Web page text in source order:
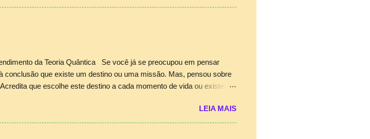
dos problemas e anseios do consulente. A utilização conjunta
desvenda caminhos muitas vezes surpreendentes e
nos meus atendimentos, ocorrer uma sincronicidade muito
trânsitos planetários e os arcanos menores do Tarot de Crowley
da Teoria Quântica Se você já se preocupou em pensar
conclusão que existe um destino ou uma missão. Mas, pensou sobre
que escolhe este destino a cada momento de vida ou existem
diminui a possibilidade de se fazer escolhas. Quando W.
da incerteza no comportamento de partículas quânticas, ele lançou
a parte da matéria que também se comporta como onda depende da
LEIA MAIS